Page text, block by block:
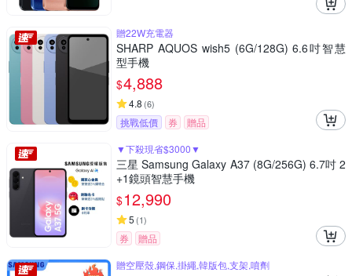
贈22W充電器
SHARP AQUOS wish5 (6G/128G) 6.6吋智慧
型手機
$4,888
4.8 (6)
挑戰低價 券
贈品
▼下殺現省$3000▼
三星 Samsung Galaxy A37 (8G/256G) 6.7吋 2
+1鏡頭智慧手機
$12,990
5 (1)
券
贈品
贈空壓殼,鋼保,掛繩,韓版包,支架,噴劑